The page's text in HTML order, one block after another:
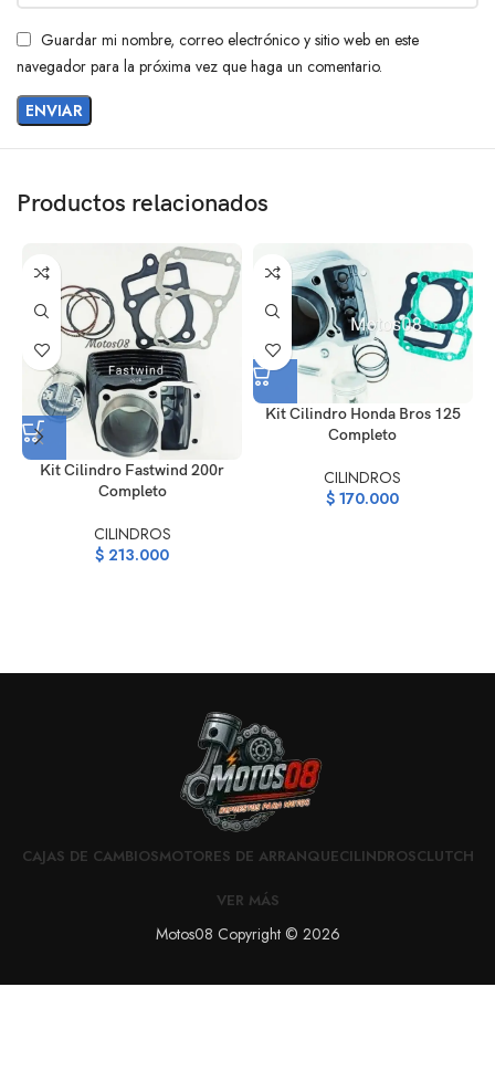
Guardar mi nombre, correo electrónico y sitio web en este
navegador para la próxima vez que haga un comentario.
Productos relacionados
Kit Cilindro Fastwind 200r
Completo
CILINDROS
$ 213.000
Kit Cilindro Honda Bros 125
Completo
CILINDROS
$ 170.000
CAJAS DE CAMBIOSMOTORES DE ARRANQUECILINDROSCLUTCH
VER MÁS
Motos08 Copyright © 2026